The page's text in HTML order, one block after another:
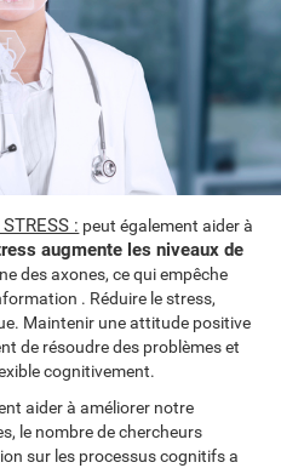
: peut également aider à
augmente les niveaux de
des axones, ce qui empêche
. Réduire le stress,
Maintenir une attitude positive
de résoudre des problèmes et
cognitivement.
aider à améliorer notre
le nombre de chercheurs
sur les processus cognitifs a